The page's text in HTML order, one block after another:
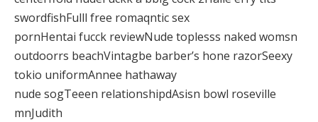
swordfishFulll free romaqntic sex
pornHentai fucck reviewNude toplesss naked womsn
outdoorrs beachVintagbe barber’s hone razorSeexy
tokio uniformAnnee hathaway
nude sogTeeen relationshipdAsisn bowl roseville
mnJudith